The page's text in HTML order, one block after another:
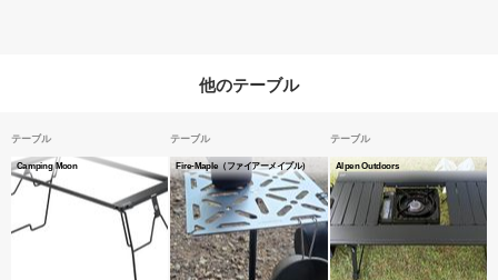
他のテーブル
テーブル
Camping Moon
テーブル
Fire-Maple（ファイアーメイプル）
テーブル
Alpen Outdoors